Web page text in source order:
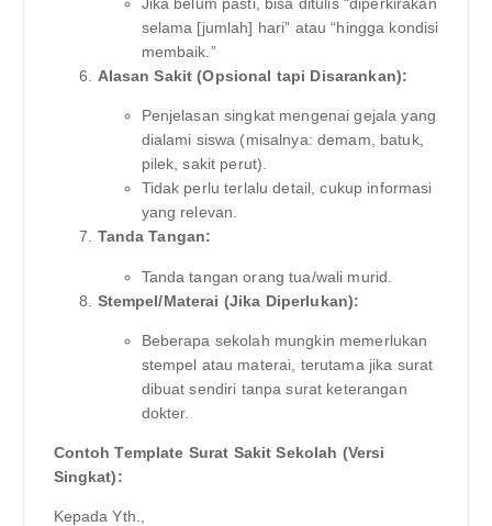
Jika belum pasti, bisa ditulis “diperkirakan
selama [jumlah] hari” atau “hingga kondisi
membaik.”
Alasan Sakit (Opsional tapi Disarankan):
Penjelasan singkat mengenai gejala yang
dialami siswa (misalnya: demam, batuk,
pilek, sakit perut).
Tidak perlu terlalu detail, cukup informasi
yang relevan.
Tanda Tangan:
Tanda tangan orang tua/wali murid.
Stempel/Materai (Jika Diperlukan):
Beberapa sekolah mungkin memerlukan
stempel atau materai, terutama jika surat
dibuat sendiri tanpa surat keterangan
dokter.
Contoh Template Surat Sakit Sekolah (Versi
Singkat):
Kepada Yth.,